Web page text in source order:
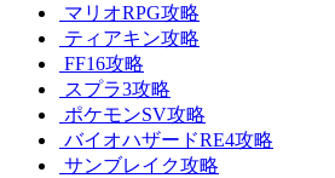
マリオRPG攻略
ティアキン攻略
FF16攻略
スプラ3攻略
ポケモンSV攻略
バイオハザードRE4攻略
サンブレイク攻略